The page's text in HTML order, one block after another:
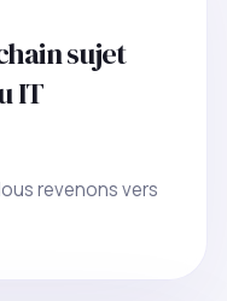
sujet
IT
revenons vers